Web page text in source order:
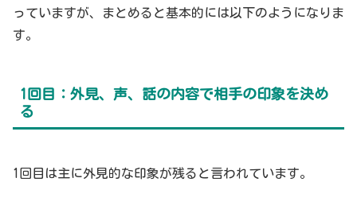
っていますが、まとめると基本的には以下のようになりま
す。
1回目：外見、声、話の内容で相手の印象を決め
る
1回目は主に外見的な印象が残ると言われています。